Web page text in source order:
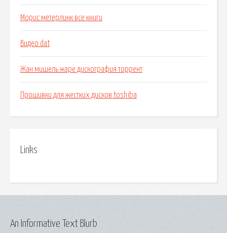
Морис метерлинк все книги
Видео dat
Жан мишель жаре дискография торрент
Прошивки для жестких дисков toshiba
Links
An Informative Text Blurb